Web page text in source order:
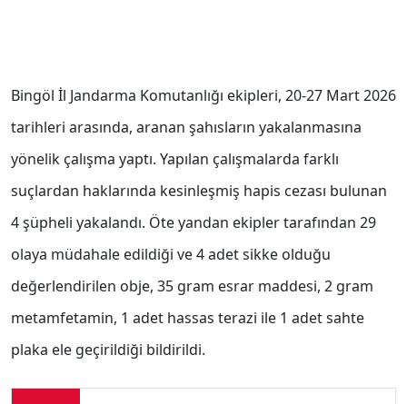
Bingöl İl Jandarma Komutanlığı ekipleri, 20-27 Mart 2026
tarihleri arasında, aranan şahısların yakalanmasına
yönelik çalışma yaptı. Yapılan çalışmalarda farklı
suçlardan haklarında kesinleşmiş hapis cezası bulunan
4 şüpheli yakalandı. Öte yandan ekipler tarafından 29
olaya müdahale edildiği ve 4 adet sikke olduğu
değerlendirilen obje, 35 gram esrar maddesi, 2 gram
metamfetamin, 1 adet hassas terazi ile 1 adet sahte
plaka ele geçirildiği bildirildi.